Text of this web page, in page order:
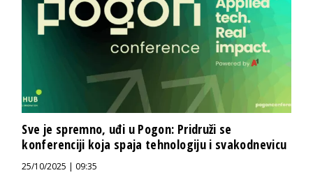
Sve je spremno, uđi u Pogon: Pridruži se
konferenciji koja spaja tehnologiju i svakodnevicu
25/10/2025 | 09:35